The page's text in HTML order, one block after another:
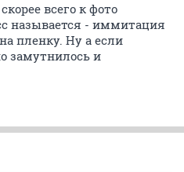
всего к фото
называется - иммитация
пленку. Ну а если
замутнилось и